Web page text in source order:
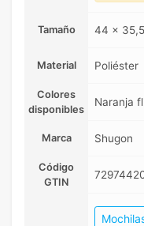
Tamaño 44 x
Material Poliéster
Colores
disponibles
Naranja
Marca Shugon
Código
GTIN